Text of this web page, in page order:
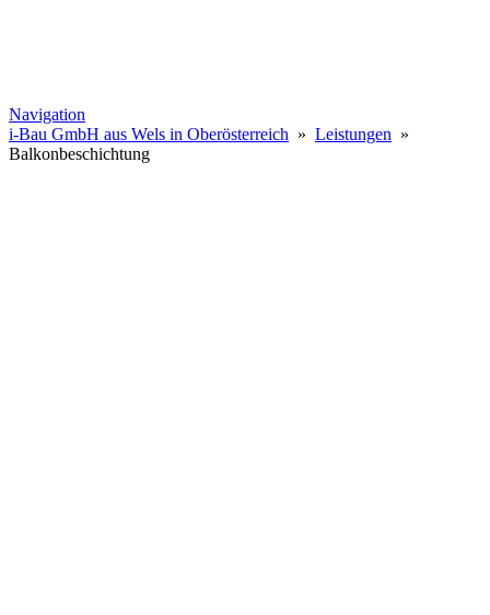
Navigation
i-Bau GmbH aus Wels in Oberösterreich » Leistungen »
Balkonbeschichtung